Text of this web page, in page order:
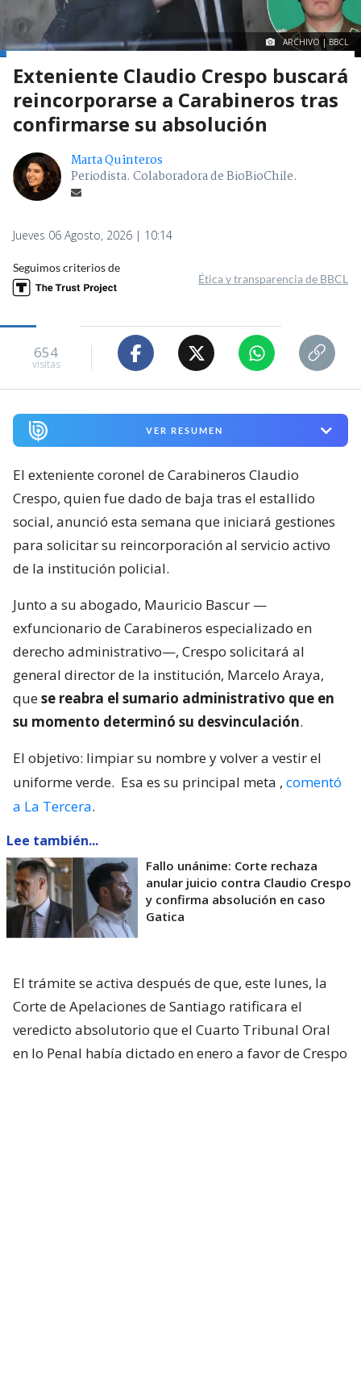
ARCHIVO | BBCL
Exteniente Claudio Crespo buscará
reincorporarse a Carabineros tras
confirmarse su absolución
Marta Quinteros
Periodista. Colaboradora de BioBioChile.
Jueves 06 Agosto, 2026 | 10:14
Seguimos criterios de
Ética y transparencia de BBCL
654
visitas
VER RESUMEN
El exteniente coronel de Carabineros Claudio
Crespo, quien fue dado de baja tras el estallido
social, anunció esta semana que iniciará gestiones
para solicitar su reincorporación al servicio activo
de la institución policial.
Junto a su abogado, Mauricio Bascur —
exfuncionario de Carabineros especializado en
derecho administrativo—, Crespo solicitará al
general director de la institución, Marcelo Araya,
quese reabra el sumario administrativo que en
su momento determinó su desvinculación.
El objetivo: limpiar su nombre y volver a vestir el
uniforme verde. Esa es su principal meta , comentó
a La Tercera.
Lee también...
Fallo unánime: Corte rechaza
anular juicio contra Claudio Crespo
y confirma absolución en caso
Gatica
El trámite se activa después de que, este lunes, la
Corte de Apelaciones de Santiago ratificara el
veredicto absolutorio que el Cuarto Tribunal Oral
en lo Penal había dictado en enero a favor de Crespo